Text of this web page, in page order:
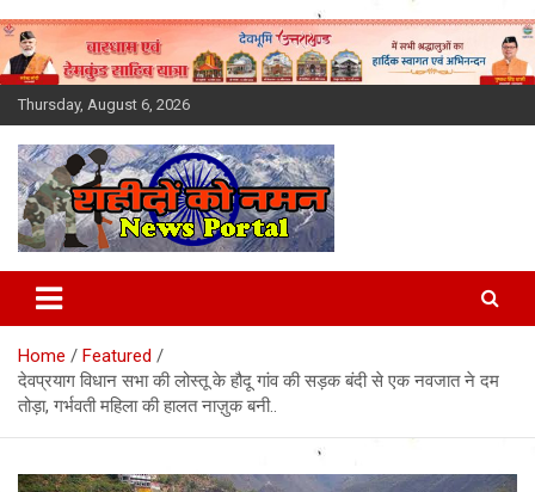
Skip
to
content
Thursday, August 6, 2026
Latest News Today, Breaking
News, Uttarakhand News in
Hindi
Home
Featured
देवप्रयाग विधान सभा की लोस्तू के हौदू गांव की सड़क बंदी से एक नवजात ने दम
तोड़ा, गर्भवती महिला की हालत नाज़ुक बनी..